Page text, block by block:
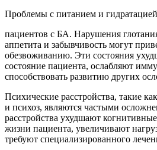
Проблемы с питанием и гидратацией
пациентов с БА. Нарушения
аппетита и забывчивость могут
обезвоживанию. Эти состояния
состояние пациента, ослабляют
способствовать развитию других
Психические расстройства, такие
и психоз, являются частыми
расстройства ухудшают
жизни пациента, увеличивают
требуют специализированного